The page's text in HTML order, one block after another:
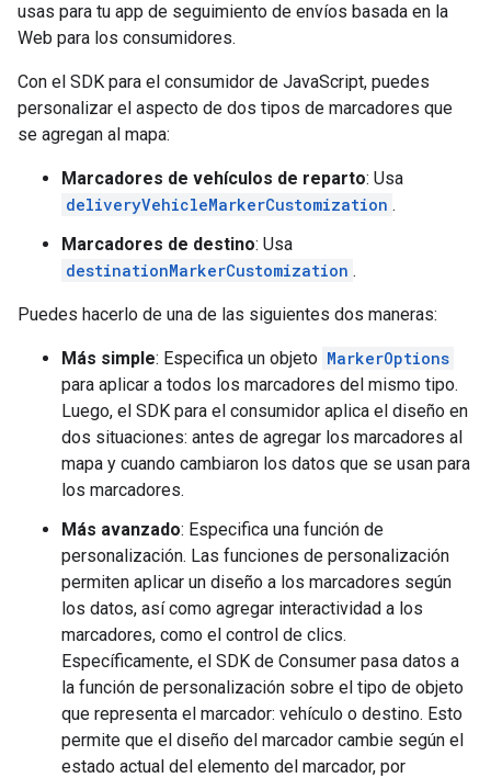
usas para tu app de seguimiento de envíos basada en la
Web para los consumidores.
Con el SDK para el consumidor de JavaScript, puedes
personalizar el aspecto de dos tipos de marcadores que
se agregan al mapa:
Marcadores de vehículos de reparto: Usa
deliveryVehicleMarkerCustomization .
Marcadores de destino: Usa
destinationMarkerCustomization .
Puedes hacerlo de una de las siguientes dos maneras:
Más simple: Especifica un objeto MarkerOptions
para aplicar a todos los marcadores del mismo tipo.
Luego, el SDK para el consumidor aplica el diseño en
dos situaciones: antes de agregar los marcadores al
mapa y cuando cambiaron los datos que se usan para
los marcadores.
Más avanzado: Especifica una función de
personalización. Las funciones de personalización
permiten aplicar un diseño a los marcadores según
los datos, así como agregar interactividad a los
marcadores, como el control de clics.
Específicamente, el SDK de Consumer pasa datos a
la función de personalización sobre el tipo de objeto
que representa el marcador: vehículo o destino. Esto
permite que el diseño del marcador cambie según el
estado actual del elemento del marcador, por